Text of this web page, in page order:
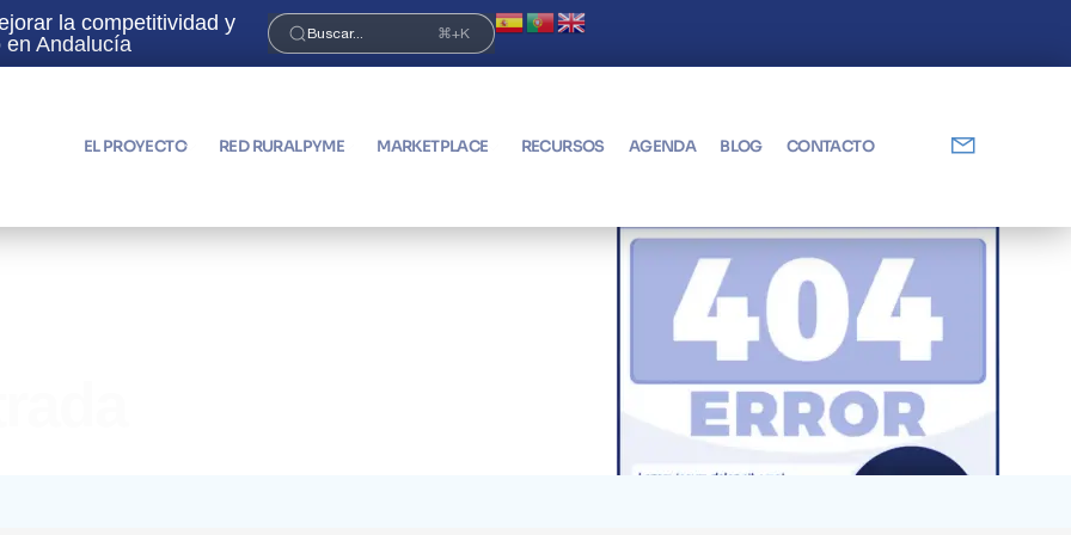
la competitividad y
en Andalucía
¡Únete a la Red RuralPyme Digital! Abierto plazo de solicitudes
Buscar... ⌘+K
EL PROYECTO RED RURALPYME MARKETPLACE RECURSOS AGENDA BLOG CONTACTO